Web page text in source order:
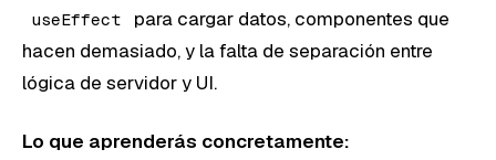
useEffect
para cargar datos, componentes que
hacen demasiado, y la falta de separación entre
lógica de servidor y UI.
Lo que aprenderás concretamente: